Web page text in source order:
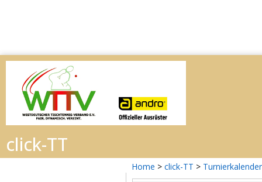
Home > click-TT > Turnierkalender